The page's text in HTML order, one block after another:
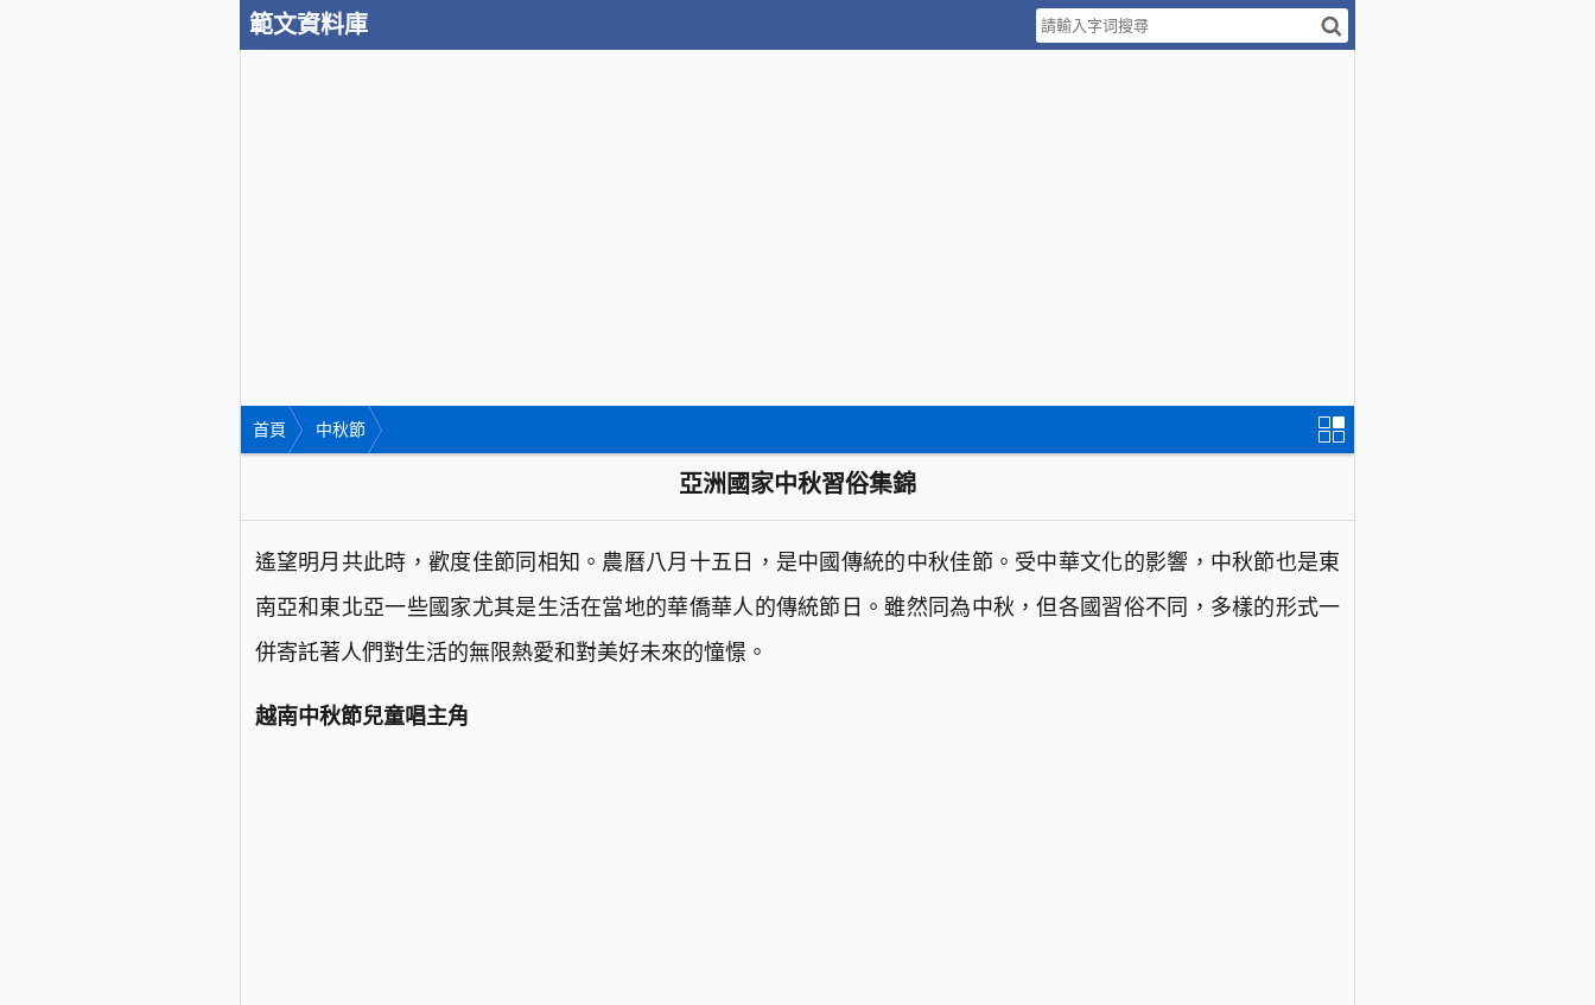
範文資料庫
首頁 中秋節
亞洲國家中秋習俗集錦
遙望明月共此時，歡度佳節同相知。農曆八月十五日，是中國傳統的中秋佳節。受中華文化的影響，中秋節也是東
南亞和東北亞一些國家尤其是生活在當地的華僑華人的傳統節日。雖然同為中秋，但各國習俗不同，多樣的形式一
併寄託著人們對生活的無限熱愛和對美好未來的憧憬。
越南中秋節兒童唱主角